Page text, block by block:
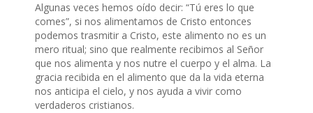
Algunas veces hemos oído decir: “Tú eres lo que
comes”, si nos alimentamos de Cristo entonces
podemos trasmitir a Cristo, este alimento no es un
mero ritual; sino que realmente recibimos al Señor
que nos alimenta y nos nutre el cuerpo y el alma. La
gracia recibida en el alimento que da la vida eterna
nos anticipa el cielo, y nos ayuda a vivir como
verdaderos cristianos.